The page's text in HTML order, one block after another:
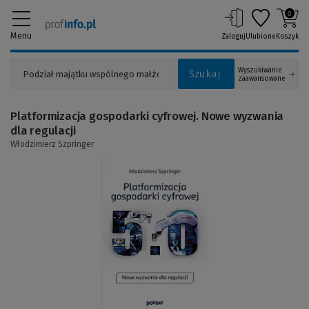
Menu
Szukaj
Wyszukiwanie
zaawansowane
ZalogujUlubione
0
Koszyk
Platformizacja gospodarki cyfrowej. Nowe wyzwania
dla regulacji
Włodzimierz Szpringer